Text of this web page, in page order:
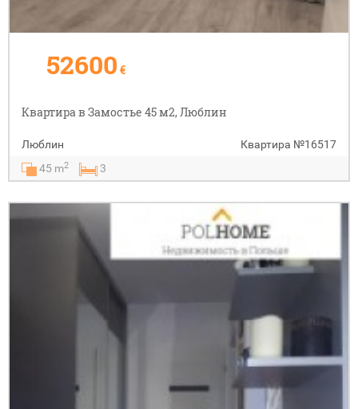
52600 €
Квартира в Замостье 45 м2, Люблин
Люблин Квартира №16517
45 m2 3